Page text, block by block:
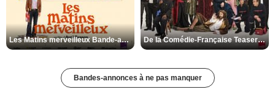
Les Matins merveilleux Bande-annonce VF De la Comédie-Française Teaser VF
Bandes-annonces à ne pas manquer